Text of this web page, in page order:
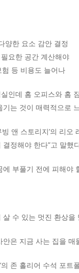
양한 요소 감안 결정
요한 공간 계산해야
험 등 비용도 늘어나
인데 홈 오피스와 홈
기는 것이 매력적으로
빙 앤 스토리지’의 리
정해야 한다”고 말했
부풀기 전에 피해야
살 수 있는 멋진 환상
안은 지금 사는 집을
의 존 홀리어 수석 포